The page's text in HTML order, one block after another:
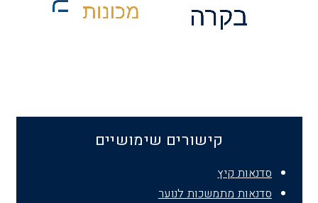
קישורים שימושיים
סדנאות קיץ
סדנאות מתמשכות לנוער